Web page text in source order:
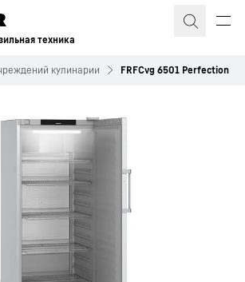
техника
кулинарии FRFCvg 6501 Perfection